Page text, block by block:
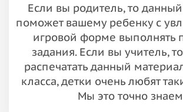
Если вы родитель, то
поможет вашему ребенку с
игровой форме выполнять
задания. Если вы учитель,
распечатать данный
класса, детки очень любят
Мы это точно